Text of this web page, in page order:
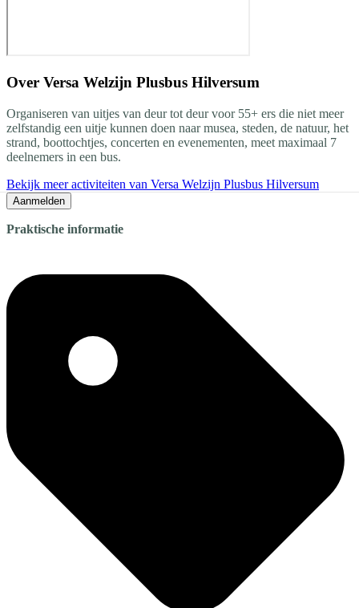
Over Versa Welzijn Plusbus Hilversum
Organiseren van uitjes van deur tot deur voor 55+ ers die niet meer
zelfstandig een uitje kunnen doen naar musea, steden, de natuur, het
strand, boottochtjes, concerten en evenementen, meet maximaal 7
deelnemers in een bus.
Bekijk meer activiteiten van Versa Welzijn Plusbus Hilversum
Aanmelden
Praktische informatie